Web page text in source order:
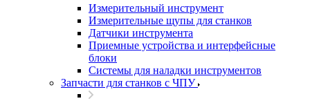
Измерительный инструмент
Измерительные щупы для станков
Датчики инструмента
Приемные устройства и интерфейсные
блоки
Системы для наладки инструментов
Запчасти для станков с ЧПУ